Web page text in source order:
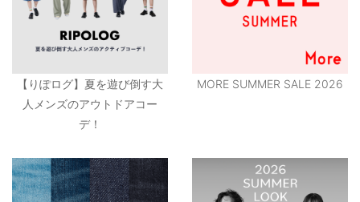
【りぽログ】夏を遊び倒す大
人メンズのアウトドアコー
デ！
MORE SUMMER SALE 2026